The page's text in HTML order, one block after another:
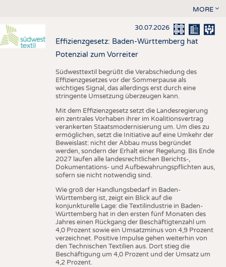
MORE
30.07.2026
Effizienzgesetz: Baden-Württemberg hat
Potenzial zum Vorreiter
Südwesttextil begrüßt die Verabschiedung des
Effizienzgesetzes vor der Sommerpause als
wichtiges Signal, das allerdings erst durch eine
stringente Umsetzung überzeugen kann.
Mit dem Effizienzgesetz setzt die Landesregierung
ein zentrales Vorhaben ihrer im Koalitionsvertrag
verankerten Staatsmodernisierung um. Um dies zu
ermöglichen, setzt die Initiative auf eine Umkehr der
Beweislast: nicht der Abbau muss begründet
werden, sondern der Erhalt einer Regelung. Bis Ende
2027 laufen alle landesrechtlichen Berichts-,
Dokumentations- und Aufbewahrungspflichten aus,
sofern sie nicht notwendig sind.
Wie groß der Handlungsbedarf in Baden-
Württemberg ist, zeigt ein Blick auf die
konjunkturelle Lage: die Textilindustrie in Baden-
Württemberg hat in den ersten fünf Monaten des
Jahres einen Rückgang der Beschäftigtenzahl um
4,0 Prozent sowie ein Umsatzminus von 4,9 Prozent
verzeichnet. Positive Impulse gehen weiterhin von
den Technischen Textilien aus. Dort stieg die
Beschäftigung um 4,0 Prozent und der Umsatz um
4,2 Prozent.